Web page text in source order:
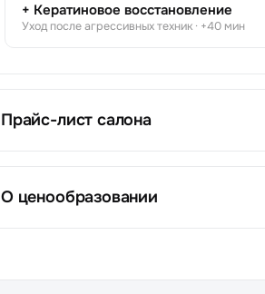
+ Кератиновое восстановление
Уход после агрессивных техник · +40 мин
Прайс-лист салона
О ценообразовании